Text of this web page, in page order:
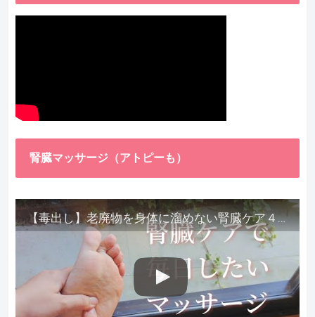
腎臓マッサージ（アトピーも）
【毒出し】老廃物を身体に溜めない腎臓ケア４種をご紹介します。